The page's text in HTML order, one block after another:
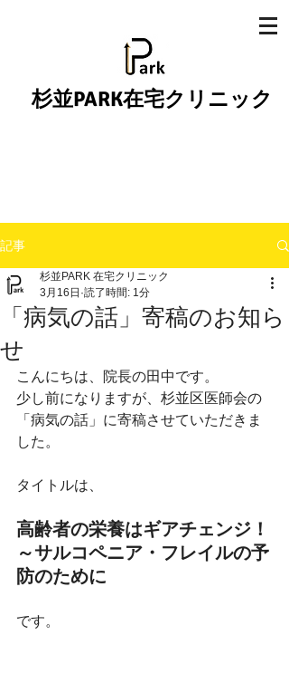
杉並PARK在宅クリニック
記事
「病気の話」寄稿のお知ら
せ
杉並PARK 在宅クリニック
3月16日 読了時間: 1分
こんにちは、院長の田中です。
少し前になりますが、杉並区医師会の
「病気の話」に寄稿させていただきま
した。
タイトルは、
高齢者の栄養はギアチェンジ！
～サルコペニア・フレイルの予
防のために
です。